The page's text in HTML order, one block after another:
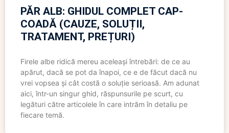
PĂR ALB: GHIDUL COMPLET CAP-
COADĂ (CAUZE, SOLUȚII,
TRATAMENT, PREȚURI)
Firele albe ridică mereu aceleași întrebări: de ce au
apărut, dacă se pot da înapoi, ce e de făcut dacă nu
vrei vopsea și cât costă o soluție serioasă. Am adunat
aici, într-un singur ghid, răspunsurile pe scurt, cu
legături către articolele în care intrăm în detaliu pe
fiecare temă.